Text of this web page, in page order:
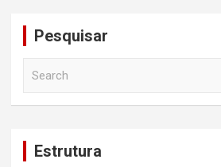
Pesquisar
Estrutura